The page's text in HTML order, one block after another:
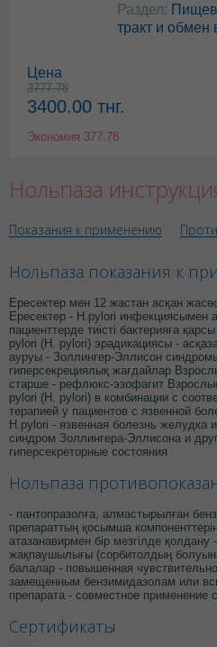
Раздел:
тракт и обмен
Цена
3777.78
3400.00 тнг.
Экономия 377.78
Нольпаза
Показания к применению
Нольпаза показания к
Ересектер мен 12 жастан асқан
Ересектер - Н.pylori инфекциясымен
пациенттерде тиісті бактерияға
pylori (H. pylori) эрадикациясы -
ауруы - Золлингер-Эллисон
гиперсекрециялық жағдайлар
старше - рефлюкс-эзофагит
pylori (H. pylori) в комбинации с
терапией у пациентов с язвенной
Н.pylori - язвенная болезнь желудка
синдром Золлингера-Эллисона и
гиперсекреторные состояния
Нольпаза
- пантопразолға, алмастырылған
препараттың қосымша
атазанавирмен бір мезгілде
жақпаушылығы (сорбитолдың
балалар - повышенная
замещенным бензимидазолам или
препарата - совместное применение
Сертификаты